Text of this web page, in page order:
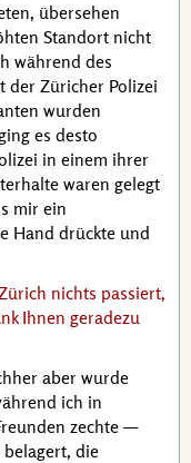
übersehen
Standort nicht
während des
der Züricher Polizei
wurden
es desto
in einem ihrer
waren gelegt
mir ein
Hand drückte und
nichts passiert,
Ihnen geradezu
aber wurde
ich in
zechte —
die